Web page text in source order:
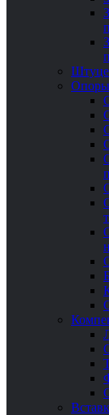
Опоры